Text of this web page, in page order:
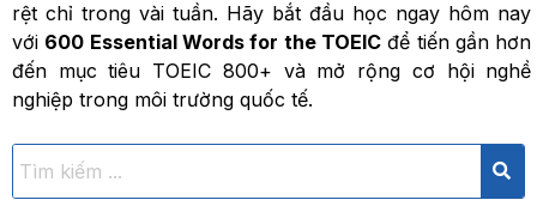
rệt chỉ trong vài tuần. Hãy bắt đầu học ngay hôm nay
với 600 Essential Words for the TOEIC để tiến gần hơn
đến mục tiêu TOEIC 800+ và mở rộng cơ hội nghề
nghiệp trong môi trường quốc tế.